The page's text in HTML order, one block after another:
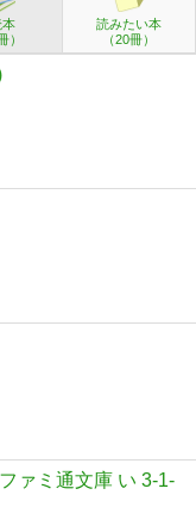
本
）
読みたい本
（20冊）
ァミ通文庫 い 3-1-